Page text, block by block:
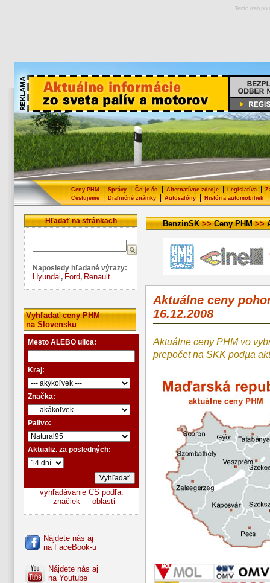
Tento web
Ceny PHM Správy Čo je čo Alternatívne zdroje Legislatíva
Cestujeme| Diaľničné známky| Autosalóny| História automobiliek|
Hľadať na stránkach
Naposledy hľadané výrazy:
Hyundai, Ford, Renault
Vyhľadať ceny PHM
na Slovensku
Mesto ALEBO ulica:
Kraj:
Značka:
Palivo:
Aktualiz. za posledných:
vyhľadávanie ČS podľa:
- značiek
- oblasti
Nájdete nás aj
na FaceBook-u
Nájdete nás aj
na Youtube
BenzinSK>>Ceny PHM>>
Aktuálne ceny
16.12.2008
Aktuálne ceny PHM vo
prepočet na SKK podµa